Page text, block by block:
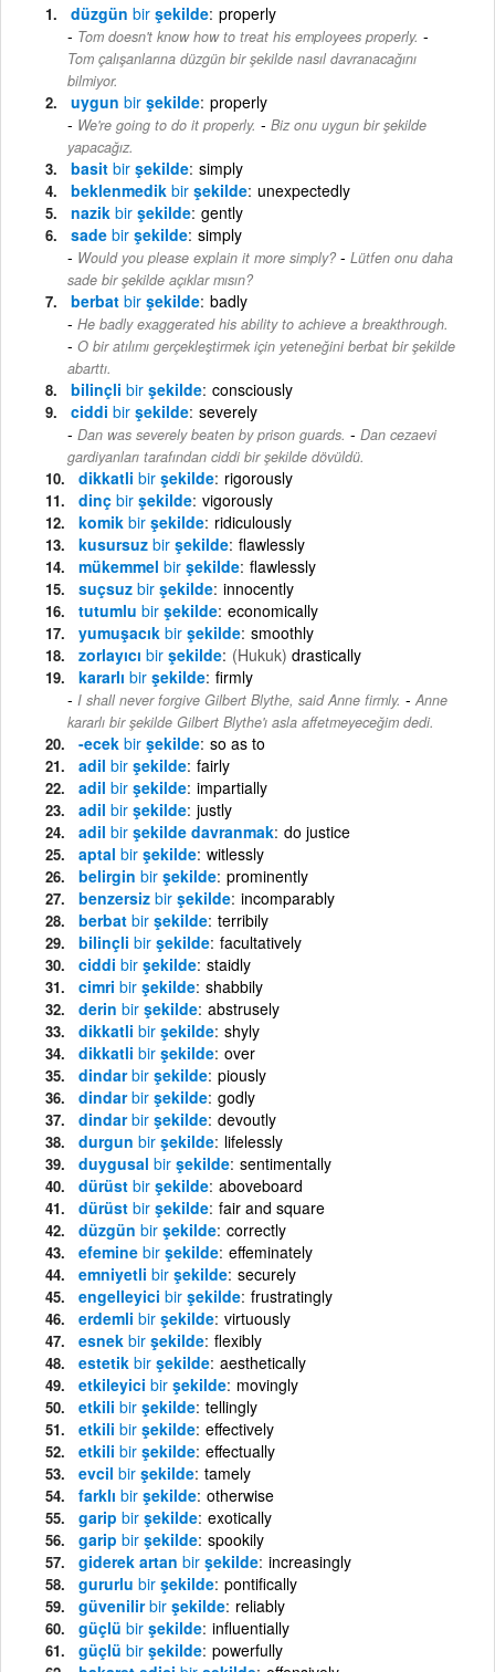
düzgün bir şekilde properly
Tom doesn't know how to treat his employees properly. -
Tom çalışanlarına düzgün bir şekilde nasıl davranacağını
bilmiyor.
uygun bir şekilde properly
We're going to do it properly. - Biz onu uygun bir şekilde
yapacağız.
basit bir şekilde simply
beklenmedik bir şekilde unexpectedly
nazik bir şekilde gently
sade bir şekilde simply
Would you please explain it more simply? - Lütfen onu daha
sade bir şekilde açıklar mısın?
berbat bir şekilde badly
He badly exaggerated his ability to achieve a breakthrough.
- O bir atılımı gerçekleştirmek için yeteneğini berbat bir şekilde
abarttı.
bilinçli bir şekilde consciously
ciddi bir şekilde severely
Dan was severely beaten by prison guards. - Dan cezaevi
gardiyanları tarafından ciddi bir şekilde dövüldü.
dikkatli bir şekilde rigorously
dinç bir şekilde vigorously
komik bir şekilde ridiculously
kusursuz bir şekilde flawlessly
mükemmel bir şekilde flawlessly
suçsuz bir şekilde innocently
tutumlu bir şekilde economically
yumuşacık bir şekilde smoothly
zorlayıcı bir şekilde (Hukuk) drastically
kararlı bir şekilde firmly
I shall never forgive Gilbert Blythe, said Anne firmly. - Anne
kararlı bir şekilde Gilbert Blythe'ı asla affetmeyeceğim dedi.
-ecek bir şekilde so as to
adil bir şekilde fairly
adil bir şekilde impartially
adil bir şekilde justly
adil bir şekilde davranmak do justice
aptal bir şekilde witlessly
belirgin bir şekilde prominently
benzersiz bir şekilde incomparably
berbat bir şekilde terribily
bilinçli bir şekilde facultatively
ciddi bir şekilde staidly
cimri bir şekilde shabbily
derin bir şekilde abstrusely
dikkatli bir şekilde shyly
dikkatli bir şekilde over
dindarbir şekilde piously
dindarbir şekilde godly
dindarbir şekilde devoutly
durgun bir şekilde lifelessly
duygusal bir şekilde sentimentally
dürüst bir şekilde aboveboard
dürüst bir şekilde fair and square
düzgün bir şekilde correctly
efemine bir şekilde effeminately
emniyetli bir şekilde securely
engelleyici bir şekilde frustratingly
erdemli bir şekilde virtuously
esnek bir şekilde flexibly
estetik bir şekilde aesthetically
etkileyici bir şekilde movingly
etkili bir şekilde tellingly
etkili bir şekilde effectively
etkili bir şekilde effectually
evcil bir şekilde tamely
farklı bir şekilde otherwise
garip bir şekilde exotically
garip bir şekilde spookily
giderek artan bir şekilde increasingly
gururlu bir şekilde pontifically
güvenilirbir şekilde reliably
güçlü bir şekilde influentially
güçlü bir şekilde powerfully